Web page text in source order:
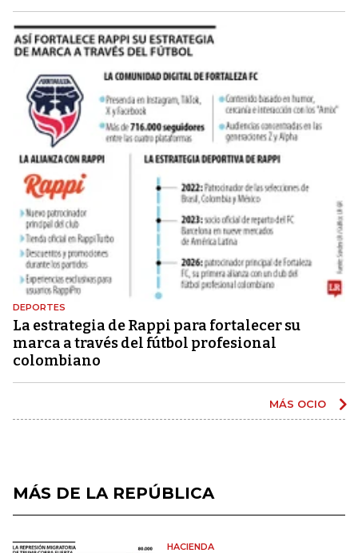
DEPORTES
La estrategia de Rappi para fortalecer su
marca a través del fútbol profesional
colombiano
MÁS OCIO
MÁS DE LA REPÚBLICA
HACIENDA